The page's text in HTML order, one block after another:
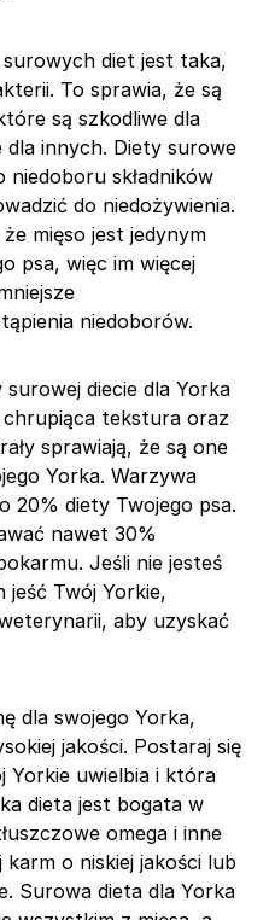
surowych diet jest taka,
To sprawia, że są
są szkodliwe dla
dla innych. Diety surowe
niedoboru składników
do niedożywienia.
mięso jest jedynym
psa, więc im więcej
niedoborów.
diecie dla Yorka
tekstura oraz
sprawiają, że są one
Yorka. Warzywa
20% diety Twojego psa.
nawet 30%
Jeśli nie jesteś
jeść Twój Yorkie,
aby uzyskać
dla swojego Yorka,
jakości. Postaraj się
Yorkie uwielbia i która
dieta jest bogata w
omega i inne
karm o niskiej jakości lub
Surowa dieta dla Yorka